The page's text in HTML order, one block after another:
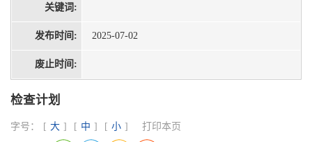
关键词:
发布时间: 2025-07-02
废止时间:
检查计划
字号： [ 大 ] [ 中 ] [ 小 ] 打印本页